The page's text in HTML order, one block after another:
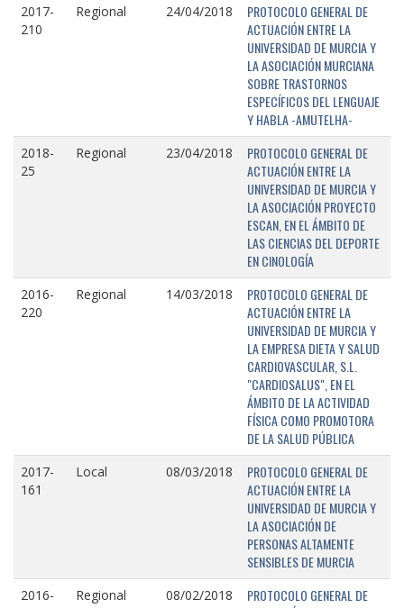
2017-
210
Regional 24/04/2018
PROTOCOLO GENERAL DE
ACTUACIÓN ENTRE LA
UNIVERSIDAD DE MURCIA Y
LA ASOCIACIÓN MURCIANA
SOBRE TRASTORNOS
ESPECÍFICOS DEL LENGUAJE
Y HABLA -AMUTELHA-
2018-
25
Regional 23/04/2018
PROTOCOLO GENERAL DE
ACTUACIÓN ENTRE LA
UNIVERSIDAD DE MURCIA Y
LA ASOCIACIÓN PROYECTO
ESCAN, EN EL ÁMBITO DE
LAS CIENCIAS DEL DEPORTE
EN CINOLOGÍA
2016-
220
Regional 14/03/2018
PROTOCOLO GENERAL DE
ACTUACIÓN ENTRE LA
UNIVERSIDAD DE MURCIA Y
LA EMPRESA DIETA Y SALUD
CARDIOVASCULAR, S.L.
"CARDIOSALUS", EN EL
ÁMBITO DE LA ACTIVIDAD
FÍSICA COMO PROMOTORA
DE LA SALUD PÚBLICA
2017-
161
Local 08/03/2018
PROTOCOLO GENERAL DE
ACTUACIÓN ENTRE LA
UNIVERSIDAD DE MURCIA Y
LA ASOCIACIÓN DE
PERSONAS ALTAMENTE
SENSIBLES DE MURCIA
2016-
Regional 08/02/2018
PROTOCOLO GENERAL DE